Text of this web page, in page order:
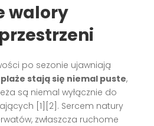
walory
po sezonie ujawniają
plaże stają się niemal puste,
są niemal wyłącznie do
[1][2] . Sercem natury
zwłaszcza ruchome